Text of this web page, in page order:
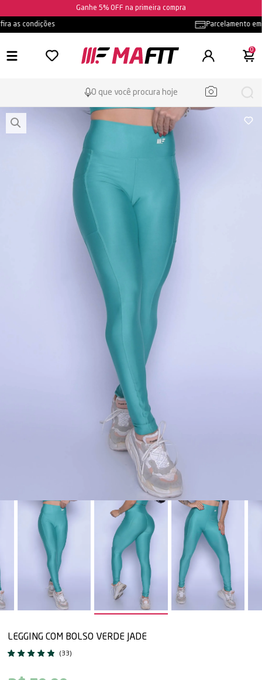
Ganhe 5% OFF na primeira compra
0
LEGGING COM BOLSO VERDE JADE
(33)